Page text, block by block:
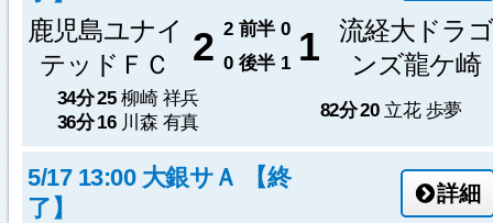
鹿児島ユナイ
テッドＦＣ
2 2 前半 0 1
流経大ドラゴ
ンズ龍ケ崎
0 後半 1
34分25 柳崎 祥兵
36分 16 川森 有真
82分20 立花 歩夢
5/17 13:00 大銀サＡ 【終
了】
詳細